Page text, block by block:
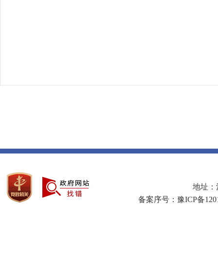
地址：
备案序号：豫ICP备